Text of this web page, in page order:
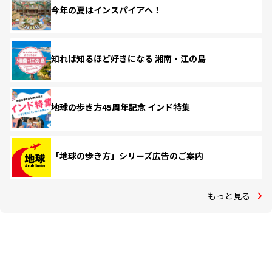
今年の夏はインスパイアへ！
知れば知るほど好きになる 湘南・江の島
地球の歩き方45周年記念 インド特集
「地球の歩き方」シリーズ広告のご案内
もっと見る